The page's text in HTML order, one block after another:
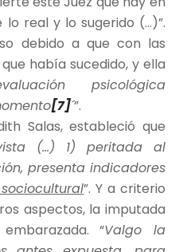
real y lo sugerido (…)”.
debido a que con las
había sucedido, y ella
psicológica
[7]´”.
Salas, estableció que
(…) 1) peritada al
presenta indicadores
”. Y a criterio
aspectos, la imputada
“Valgo la